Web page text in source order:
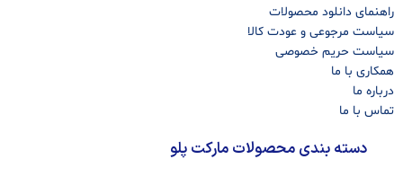
راهنمای دانلود محصولات
سیاست مرجوعی و عودت کالا
سیاست حریم خصوصی
همکاری با ما
درباره ما
تماس با ما
دسته بندی محصولات مارکت پلو